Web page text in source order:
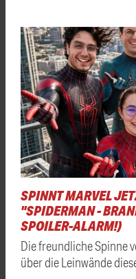
SPINNT MARVEL
"SPIDERMAN -
SPOILER-ALARM!)
Die freundliche Spinne
über die Leinwände